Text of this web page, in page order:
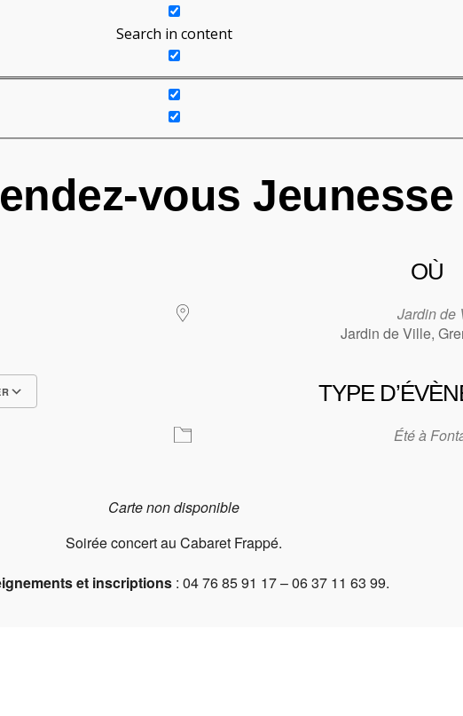
Search in content
vous Jeunesse
OÙ
Jardin de
Jardin de Ville,
TYPE
Été à
Carte non disponible
Soirée concert au Cabaret Frappé.
et inscriptions : 04 76 85 91 17 – 06 37 11 63 99.